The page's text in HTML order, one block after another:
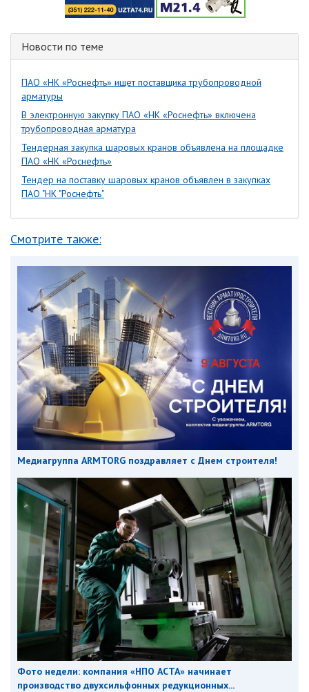
Новости по теме
ПАО «НК «Роснефть» ищет поставщика трубопроводной
арматуры
В электронную закупку ПАО «НК «Роснефть» включена
трубопроводная арматура
Тендерная закупка шаровых кранов объявлена на площадке
ПАО «НК «Роснефть»
Тендер на поставку шаровых кранов объявлен в закупках
ПАО "НК "Роснефть"
Смотрите также:
Медиагруппа ARMTORG поздравляет с Днем строителя!
Фото недели: компания «НПО АСТА» начинает
производство двухсильфонных редукционных...